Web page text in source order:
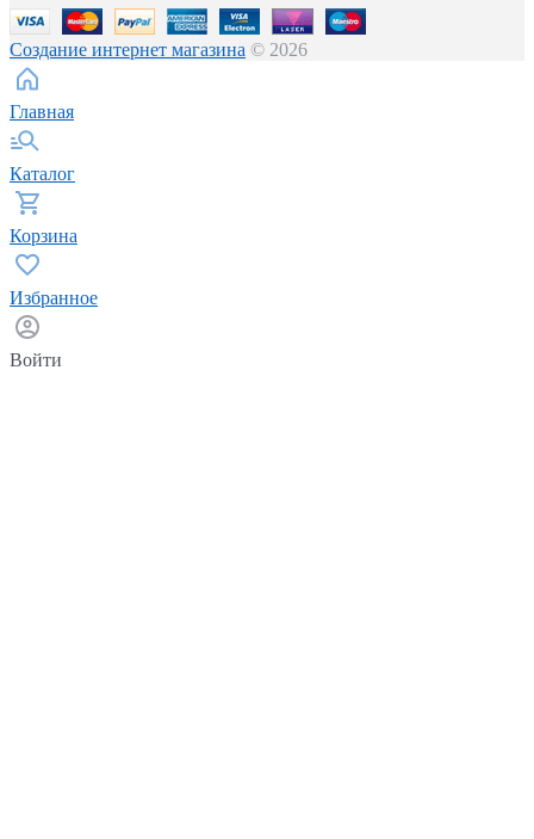
Создание интернет магазина © 2026
Главная
Каталог
Корзина
Избранное
Войти